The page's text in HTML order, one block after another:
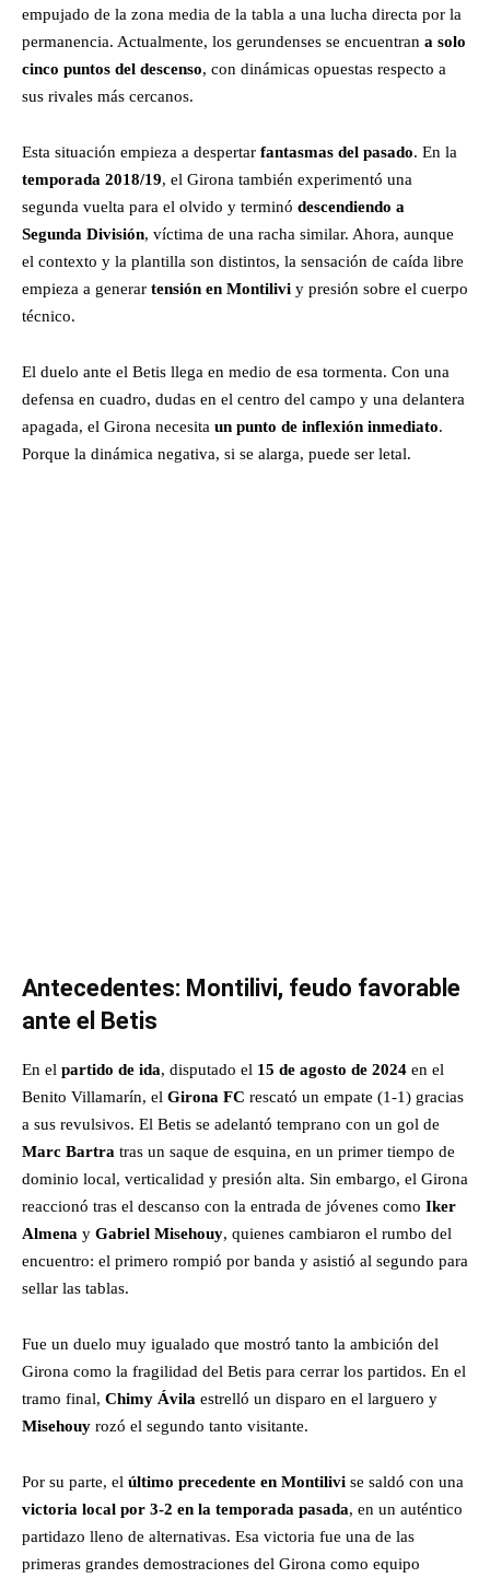
empujado de la zona media de la tabla a una lucha directa por la
permanencia. Actualmente, los gerundenses se encuentran a solo
cinco puntos del descenso, con dinámicas opuestas respecto a
sus rivales más cercanos.
Esta situación empieza a despertar fantasmas del pasado. En la
temporada 2018/19, el Girona también experimentó una
segunda vuelta para el olvido y terminó descendiendo a
Segunda División, víctima de una racha similar. Ahora, aunque
el contexto y la plantilla son distintos, la sensación de caída libre
empieza a generar tensión en Montilivi y presión sobre el cuerpo
técnico.
El duelo ante el Betis llega en medio de esa tormenta. Con una
defensa en cuadro, dudas en el centro del campo y una delantera
apagada, el Girona necesita un punto de inflexión inmediato.
Porque la dinámica negativa, si se alarga, puede ser letal.
Antecedentes: Montilivi, feudo favorable
ante el Betis
En el partido de ida, disputado el 15 de agosto de 2024 en el
Benito Villamarín, el Girona FC rescató un empate (1-1) gracias
a sus revulsivos. El Betis se adelantó temprano con un gol de
Marc Bartra tras un saque de esquina, en un primer tiempo de
dominio local, verticalidad y presión alta. Sin embargo, el Girona
reaccionó tras el descanso con la entrada de jóvenes como Iker
Almena y Gabriel Misehouy, quienes cambiaron el rumbo del
encuentro: el primero rompió por banda y asistió al segundo para
sellar las tablas.
Fue un duelo muy igualado que mostró tanto la ambición del
Girona como la fragilidad del Betis para cerrar los partidos. En el
tramo final, Chimy Ávila estrelló un disparo en el larguero y
Misehouy rozó el segundo tanto visitante.
Por su parte, el último precedente en Montilivi se saldó con una
victoria local por 3-2 en la temporada pasada, en un auténtico
partidazo lleno de alternativas. Esa victoria fue una de las
primeras grandes demostraciones del Girona como equipo